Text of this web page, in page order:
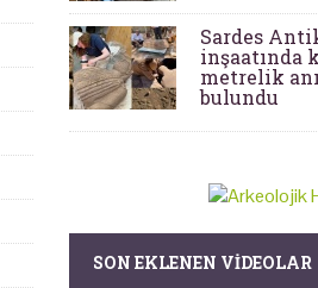
Sardes
inşaatında
metrelik
bulundu
SON EKLENEN VIDEOLAR